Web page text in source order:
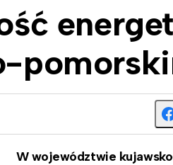
W województwie